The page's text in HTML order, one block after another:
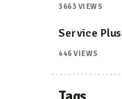
3663 VIEWS
Service Plus
446 VIEWS